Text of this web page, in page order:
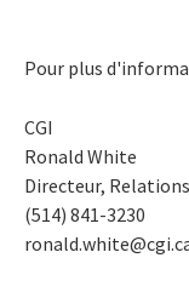
Pour plus
CGI
Ronald White
Directeur,
(514) 841-3230